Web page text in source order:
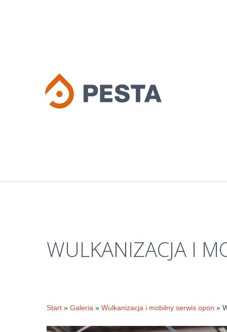
WULKANIZACJA I
Start » Galeria » Wulkanizacja i mobilny serwis opon »